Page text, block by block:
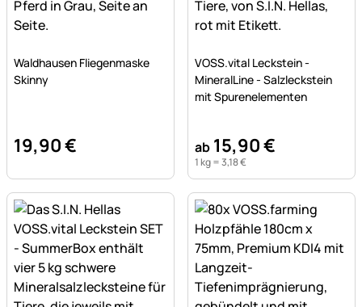
Waldhausen Fliegenmaske
Skinny
19,90€
VOSS.vital Leckstein -
MineralLine - Salzleckstein
mit Spurenelementen
ab 15,90€
1 kg =3,18€